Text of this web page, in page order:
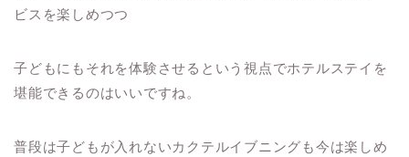
ビスを楽しめつつ
子どもにもそれを体験させるという視点でホテルステイを
堪能できるのはいいですね。
普段は子どもが入れないカクテルイブニングも今は楽しめ